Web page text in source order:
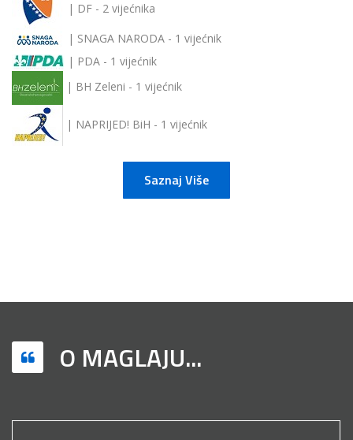
| DF - 2 vijećnika
| SNAGA NARODA - 1 vijećnik
| PDA - 1 vijećnik
| BH Zeleni - 1 vijećnik
| NAPRIJED! BiH - 1 vijećnik
Saznaj Više
O MAGLAJU...